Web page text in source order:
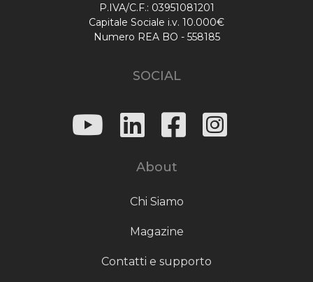
P.IVA/C.F.: 03951081201
Capitale Sociale i.v. 10.000€
Numero REA BO - 558185
SOCIAL
About
Chi Siamo
Magazine
Contatti e supporto